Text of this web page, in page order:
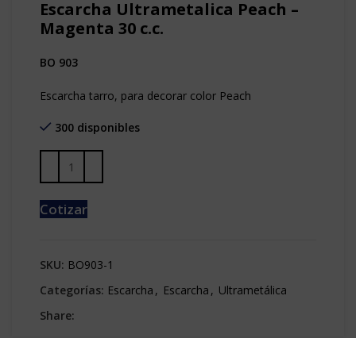
Escarcha Ultrametalica Peach –
Magenta 30 c.c.
BO 903
Escarcha tarro, para decorar color Peach
300 disponibles
Cotizar
SKU: BO903-1
Categorías: Escarcha , Escarcha , Ultrametálica
Share: